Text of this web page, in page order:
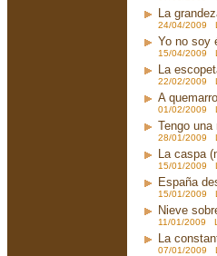
La
24/04/2009
Yo no soy
15/04/2009
La
22/02/2009
A
01/02/2009
Tengo una
28/01/2009
La caspa
15/01/2009
España
15/01/2009
Nieve
11/01/2009
La
07/01/2009